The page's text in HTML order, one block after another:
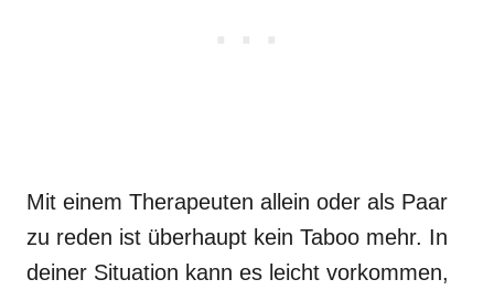
Mit einem Therapeuten allein oder als Paar
zu reden ist überhaupt kein Taboo mehr. In
deiner Situation kann es leicht vorkommen,